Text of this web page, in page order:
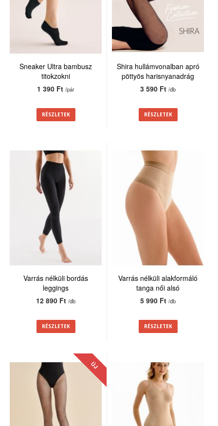
Sneaker Ultra bambusz
titokzokni
1 390 Ft/pár
RÉSZLETEK
Shira hullámvonalban apró
pöttyös harisnyanadrág
20den
3 590 Ft/db
RÉSZLETEK
Varrás nélküli bordás
leggings
12 890 Ft/db
RÉSZLETEK
Varrás nélküli alakformáló
tanga női alsó
5 990 Ft/db
RÉSZLETEK
ÚJ